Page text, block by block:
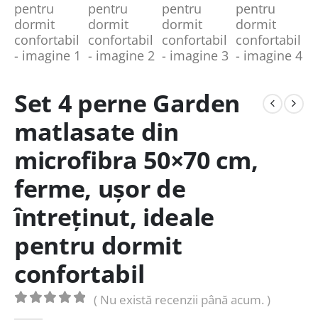
Set 4 perne Garden
matlasate din
microfibra 50×70 cm,
ferme, ușor de
întreținut, ideale
pentru dormit
confortabil
( Nu există recenzii până acum. )